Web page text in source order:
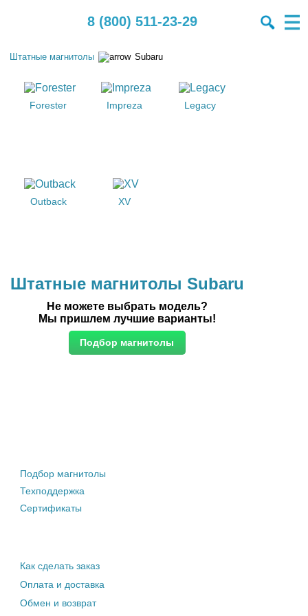
8 (800) 511-23-29
Штатные магнитолы Subaru
Forester Impreza Legacy
Outback XV
Штатные магнитолы Subaru
Не можете выбрать модель?
Мы пришлем лучшие варианты!
Подбор магнитолы
Техподдержка
Сертификаты
Как сделать заказ
Оплата и доставка
Обмен и возврат